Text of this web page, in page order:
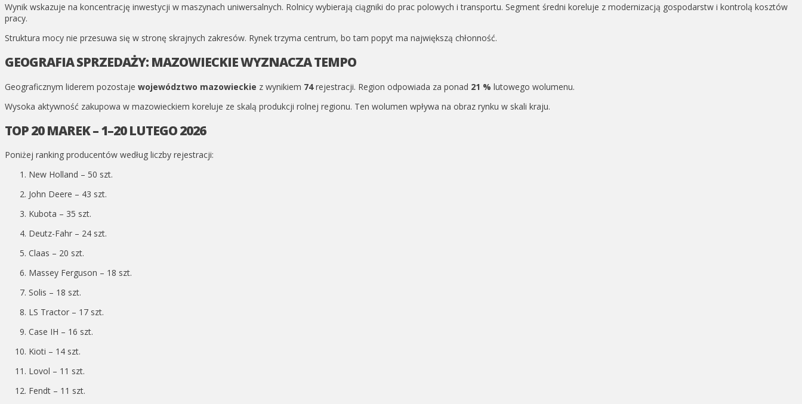
Wynik wskazuje na koncentrację inwestycji w maszynach uniwersalnych. Rolnicy wybierają ciągniki do prac polowych i transportu. Segment średni koreluje z modernizacją gospodarstw i kontrolą kosztów
pracy.
Struktura mocy nie przesuwa się w stronę skrajnych zakresów. Rynek trzyma centrum, bo tam popyt ma największą chłonność.
GEOGRAFIA SPRZEDAŻY: MAZOWIECKIE WYZNACZA TEMPO
Geograficznym liderem pozostaje województwo mazowieckie z wynikiem 74rejestracji. Region odpowiada za ponad 21 % lutowego wolumenu.
Wysoka aktywność zakupowa w mazowieckiem koreluje ze skalą produkcji rolnej regionu. Ten wolumen wpływa na obraz rynku w skali kraju.
TOP 20 MAREK – 1–20 LUTEGO 2026
Poniżej ranking producentów według liczby rejestracji:
New Holland – 50 szt.
John Deere – 43 szt.
Kubota – 35 szt.
Deutz-Fahr – 24 szt.
Claas – 20 szt.
Massey Ferguson – 18 szt.
Solis – 18 szt.
LS Tractor – 17 szt.
Case IH – 16 szt.
Kioti – 14 szt.
Lovol – 11 szt.
Fendt – 11 szt.